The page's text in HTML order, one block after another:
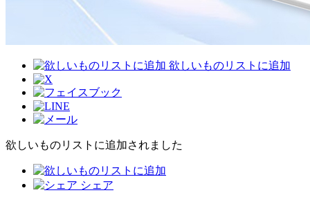
欲しいものリストに追加
欲しいものリストに追加されました
シェア